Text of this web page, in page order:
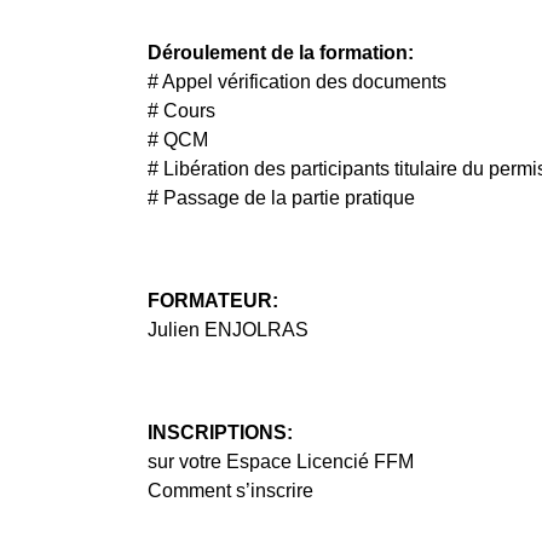
Déroulement de la formation:
# Appel vérification des documents
# Cours
# QCM
# Libération des participants titulaire du
# Passage de la partie pratique
FORMATEUR:
Julien ENJOLRAS
INSCRIPTIONS:
sur votre Espace Licencié FFM
Comment s’inscrire